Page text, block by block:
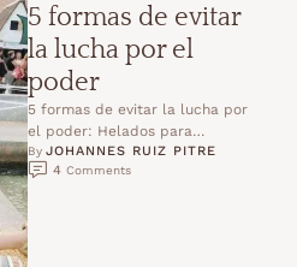
5 formas de evitar
la lucha por el
poder
5 formas de evitar la lucha por
el poder: Helados para
desayunar, regalos improvisados,
galletas para el almuerzo, no …
By JOHANNES RUIZ PITRE
4 Comments